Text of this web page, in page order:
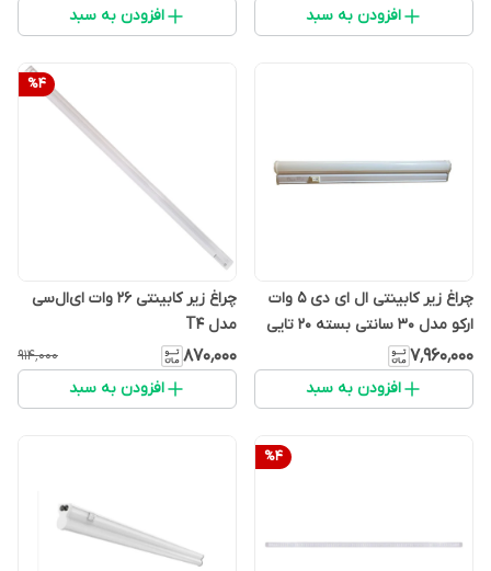
افزودن به سبد افزودن به سبد
چراغ زیر کابینتی ال ای دی 5 وات
ارکو مدل 30 سانتی بسته 20 تایی
۷٬۹۶۰٬۰۰۰
افزودن به سبد
%4
چراغ زیر کابینتی 26 وات ای‌ال‌سی
مدل T4
۸۷۰٬۰۰۰ ۹۱۴٬۰۰۰
افزودن به سبد
%4